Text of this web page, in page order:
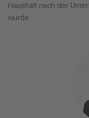
Haushalt nach der
wurde.